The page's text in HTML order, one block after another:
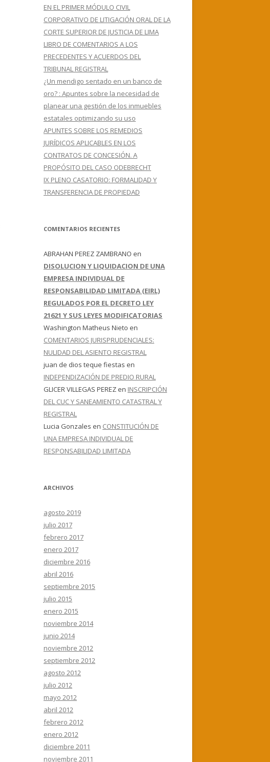
EN EL PRIMER MÓDULO CIVIL
CORPORATIVO DE LITIGACIÓN ORAL DE LA
CORTE SUPERIOR DE JUSTICIA DE LIMA
LIBRO DE COMENTARIOS A LOS
PRECEDENTES Y ACUERDOS DEL
TRIBUNAL REGISTRAL
¿Un mendigo sentado en un banco de
oro? : Apuntes sobre la necesidad de
planear una gestión de los inmuebles
estatales optimizando su uso
APUNTES SOBRE LOS REMEDIOS
JURÍDICOS APLICABLES EN LOS
CONTRATOS DE CONCESIÓN. A
PROPÓSITO DEL CASO ODEBRECHT
IX PLENO CASATORIO: FORMALIDAD Y
TRANSFERENCIA DE PROPIEDAD
COMENTARIOS RECIENTES
ABRAHAN PEREZ ZAMBRANO en
DISOLUCION Y LIQUIDACION DE UNA
EMPRESA INDIVIDUAL DE
RESPONSABILIDAD LIMITADA (EIRL)
REGULADOS POR EL DECRETO LEY
21621 Y SUS LEYES MODIFICATORIAS
Washington Matheus Nieto en
COMENTARIOS JURISPRUDENCIALES:
NULIDAD DEL ASIENTO REGISTRAL
juan de dios teque fiestas en
INDEPENDIZACIÓN DE PREDIO RURAL
GLICER VILLEGAS PEREZ en INSCRIPCIÓN
DEL CUC Y SANEAMIENTO CATASTRAL Y
REGISTRAL
Lucia Gonzales en CONSTITUCIÓN DE
UNA EMPRESA INDIVIDUAL DE
RESPONSABILIDAD LIMITADA
ARCHIVOS
agosto 2019
julio 2017
febrero 2017
enero 2017
diciembre 2016
abril 2016
septiembre 2015
julio 2015
enero 2015
noviembre 2014
junio 2014
noviembre 2012
septiembre 2012
agosto 2012
julio 2012
mayo 2012
abril 2012
febrero 2012
enero 2012
diciembre 2011
noviembre 2011